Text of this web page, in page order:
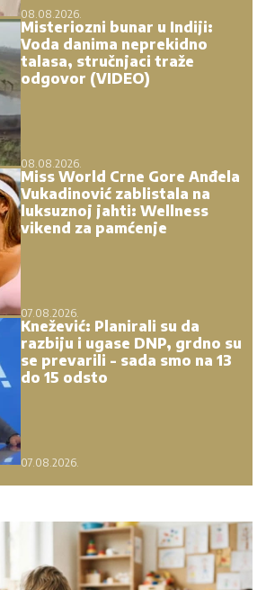
08.08.2026.
Misteriozni bunar u Indiji:
Voda danima neprekidno
talasa, stručnjaci traže
odgovor (VIDEO)
08.08.2026.
Miss World Crne Gore Anđela
Vukadinović zablistala na
luksuznoj jahti: Wellness
vikend za pamćenje
07.08.2026.
Knežević: Planirali su da
razbiju i ugase DNP, grdno su
se prevarili - sada smo na 13
do 15 odsto
07.08.2026.